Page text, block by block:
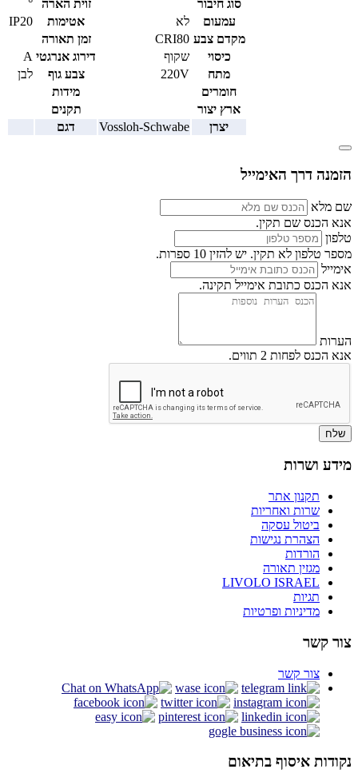
סוג חיבור
זוית הארה
°
עמעום
לא אטימות
IP20
מקדם צבע CRI80
זמן תאורה
כיסוי
שקוף דירוג אנרגטי A
מתח
220V צבע גוף
לבן
חומרים
מידות
ארץ יצור
תקנים
יצרן
Vossloh-Schwabe דגם
הזמנה דרך האימייל
שם מלא
אנא הכנס שם תקין.
טלפון
מספר טלפון לא תקין. יש להזין 10 ספרות.
אימייל
אנא הכנס כתובת אימייל תקינה.
הערות
אנא הכנס לפחות 2 תווים.
שלח
מידע ושרות
תקנון אתר
שרות ואחריות
ביטול עסקה
הצהרת נגישות
הורדות
מגזין תאורה
LIVOLO ISRAEL
תגיות
מדיניות ופרטיות
צור קשר
צור קשר
נקודות איסוף בתיאום